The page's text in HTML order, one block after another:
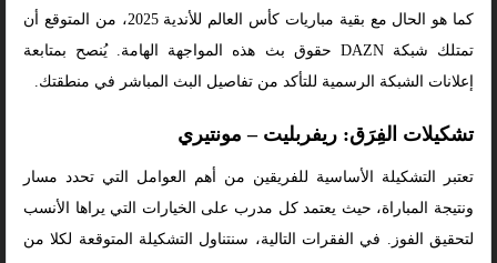
كما هو الحال مع بقية مباريات كأس العالم للأندية 2025، من المتوقع أن
تمتلك شبكة DAZN حقوق بث هذه المواجهة الهامة. يُنصح بمتابعة
إعلانات الشبكة الرسمية للتأكد من تفاصيل البث المباشر في منطقتك.
تشكيلات الفِرَق: ريفربليت – مونتيري
تعتبر التشكيلة الأساسية للفريقين من أهم العوامل التي تحدد مسار
ونتيجة المباراة، حيث يعتمد كل مدرب على الخيارات التي يراها الأنسب
لتحقيق الفوز. في الفقرات التالية، سنتناول التشكيلة المتوقعة لكلا من